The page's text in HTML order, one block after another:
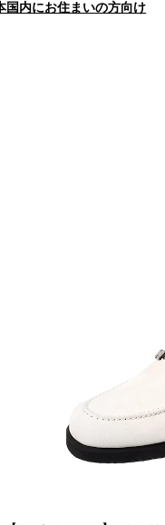
国内にお住まいの方向け